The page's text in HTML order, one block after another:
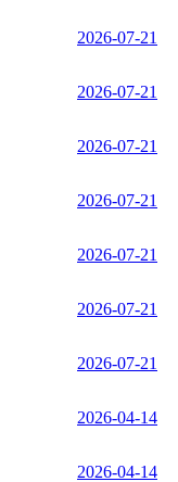
2026-07-21
2026-07-21
2026-07-21
2026-07-21
2026-07-21
2026-07-21
2026-07-21
2026-04-14
2026-04-14